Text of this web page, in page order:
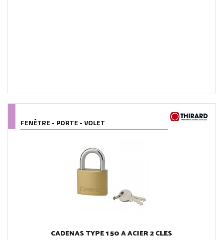
FENÊTRE - PORTE - VOLET
CADENAS TYPE 1 50 A ACIER 2 CLES